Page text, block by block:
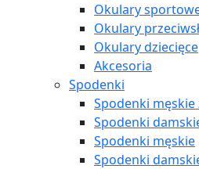
Okulary
Okulary
Okulary dziecięce
Akcesoria
Spodenki
Spodenki męskie
Spodenki
Spodenki męskie
Spodenki